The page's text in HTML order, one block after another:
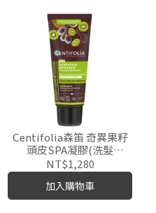
Centifolia森笛 奇異果籽
頭皮SPA凝膠(洗髮
前)200ml
NT$1,280
加入購物車